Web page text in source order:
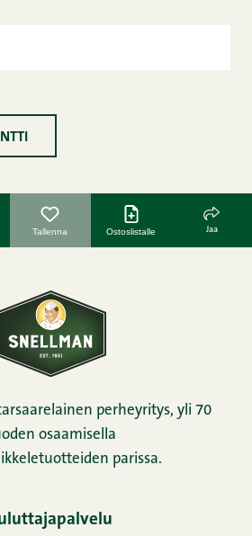
Tallenna Ostoslistalle Jaa
perheyritys, yli 70
osaamisella
parissa.